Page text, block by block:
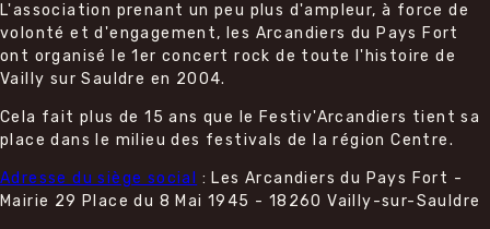
L'association prenant un peu plus d'ampleur, à force de
volonté et d'engagement, les Arcandiers du Pays Fort
ont organisé le 1er concert rock de toute l'histoire de
Vailly sur Sauldre en 2004.
Cela fait plus de 15 ans que le Festiv'Arcandiers tient sa
place dans le milieu des festivals de la région Centre.
Adresse du siège social
: Les Arcandiers du Pays Fort -
Mairie 29 Place du 8 Mai 1945 - 18260 Vailly-sur-Sauldre